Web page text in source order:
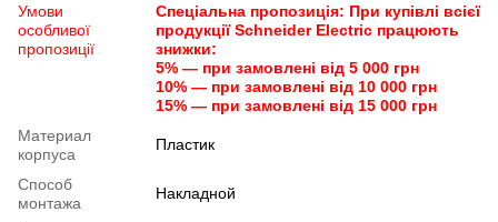
Умови
особливої
пропозиції
Спеціальна пропозиція: При купівлі всієї
продукції Schneider Electric працюють
знижки:
5% — при замовлені від 5 000 грн
10% — при замовлені від 10 000 грн
15% — при замовлені від 15 000 грн
Материал
корпуса
Пластик
Способ
монтажа
Накладной